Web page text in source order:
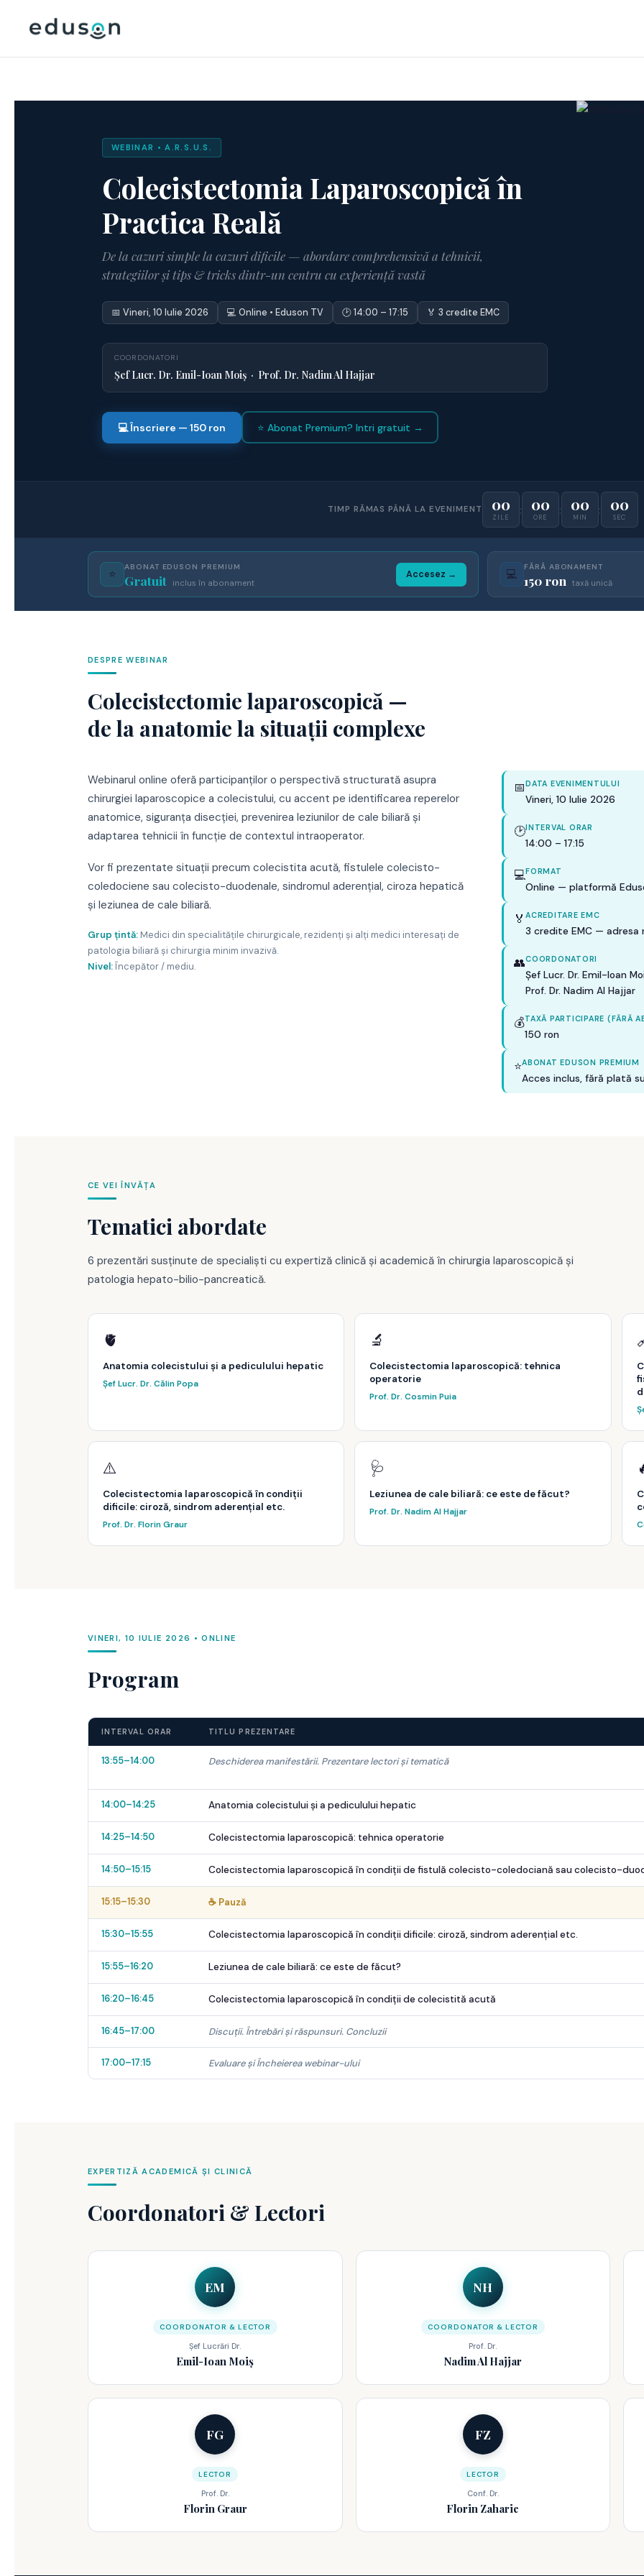
WEBINAR • A.R.S.U.S.
Colecistectomia Laparoscopică în
Practica Reală
De la cazuri simple la cazuri dificile — abordare comprehensivă a tehnicii,
strategiilor și tips & tricks dintr-un centru cu experiență vastă
📅 Vineri, 10 Iulie 2026 💻 Online • Eduson TV 🕑 14:00 – 17:15 🏅 3 credite EMC
COORDONATORI
Șef Lucr. Dr. Emil-Ioan Moiș · Prof. Dr. Nadim Al Hajjar
💻 Înscriere — 150 ron ⭐ Abonat Premium? Intri gratuit →
TIMP RĂMAS PÂNĂ LA EVENIMENT 00
ZILE
: 00
ORE
: 00
MIN
: 00
SEC
⭐
ABONAT EDUSON PREMIUM
Gratuit inclus în abonament
Accesez → 💻
FĂRĂ ABONAMENT
150 ron taxă unică
DESPRE WEBINAR
Colecistectomie laparoscopică —
de la anatomie la situații complexe
Webinarul online oferă participanților o perspectivă structurată asupra
chirurgiei laparoscopice a colecistului, cu accent pe identificarea reperelor
anatomice, siguranța disecției, prevenirea leziunilor de cale biliară și
adaptarea tehnicii în funcție de contextul intraoperator.
Vor fi prezentate situații precum colecistita acută, fistulele colecisto-
coledociene sau colecisto-duodenale, sindromul aderențial, ciroza hepatică
și leziunea de cale biliară.
Grup țintă: Medici din specialitățile chirurgicale, rezidenți și alți medici interesați de
patologia biliară și chirurgia minim invazivă.
Nivel:Începător / mediu.
📅DATA EVENIMENTULUI
Vineri, 10 Iulie 2026
🕑INTERVAL ORAR
14:00 – 17:15
💻FORMAT
Online — platformă
🏅 ACREDITARE EMC
3 credite EMC — adresa
👥COORDONATORI
Șef Lucr. Dr. Emil-Ioan
Prof. Dr. Nadim Al Hajjar
💰TAXĂ PARTICIPARE (FĂRĂ
150 ron
⭐ABONAT EDUSON PREMIUM
Acces inclus, fără plată
CE VEI ÎNVĂȚA
Tematici abordate
6 prezentări susținute de specialiști cu expertiză clinică și academică în chirurgia laparoscopică și
patologia hepato-bilio-pancreatică.
🫀
Anatomia colecistului și a pediculului hepatic
Șef Lucr. Dr. Călin Popa
🔬
Colecistectomia laparoscopică: tehnica
operatorie
Prof. Dr. Cosmin Puia
⚠️
Colecistectomia laparoscopică în condiții
dificile: ciroză, sindrom aderențial etc.
Prof. Dr. Florin Graur
🩺
Leziunea de cale biliară: ce este de făcut?
Prof. Dr. Nadim Al Hajjar
VINERI, 10 IULIE 2026 • ONLINE
Program
INTERVAL ORAR TITLU PREZENTARE
13:55–14:00 Deschiderea manifestării. Prezentare lectori și tematică
14:00–14:25 Anatomia colecistului și a pediculului hepatic
14:25–14:50 Colecistectomia laparoscopică: tehnica operatorie
14:50–15:15 Colecistectomia laparoscopică în condiții de fistulă colecisto-coledociană sau colecisto-
15:15–15:30 ☕ Pauză
15:30–15:55 Colecistectomia laparoscopică în condiții dificile: ciroză, sindrom aderențial etc.
15:55–16:20 Leziunea de cale biliară: ce este de făcut?
16:20–16:45 Colecistectomia laparoscopică în condiții de colecistită acută
16:45–17:00 Discuții. Întrebări și răspunsuri. Concluzii
17:00–17:15 Evaluare și Încheierea webinar-ului
EXPERTIZĂ ACADEMICĂ ȘI CLINICĂ
Coordonatori & Lectori
EM
COORDONATOR & LECTOR
Șef Lucrări Dr.
Emil-Ioan Moiș
NH
COORDONATOR & LECTOR
Prof. Dr.
Nadim Al Hajjar
FG
LECTOR
Prof. Dr.
Florin Graur
FZ
LECTOR
Conf. Dr.
Florin Zaharie